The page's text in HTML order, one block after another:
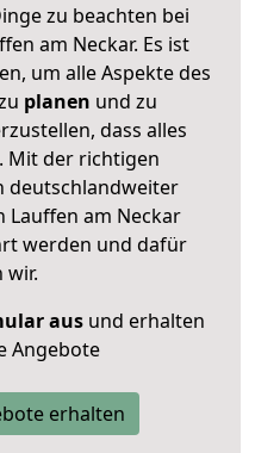
zu beachten bei
am Neckar. Es ist
um alle Aspekte des
planen und zu
dass alles
Mit der richtigen
deutschlandweiter
Lauffen am Neckar
werden und dafür
wir.
ausund erhalten
Angebote
erhalten